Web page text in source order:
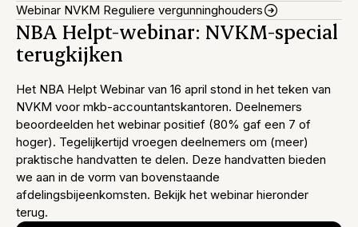
Webinar NVKM Reguliere vergunninghouders
NBA Helpt-webinar: NVKM-special
terugkijken
Het NBA Helpt Webinar van 16 april stond in het teken van
NVKM voor mkb-accountantskantoren. Deelnemers
beoordeelden het webinar positief (80% gaf een 7 of
hoger). Tegelijkertijd vroegen deelnemers om (meer)
praktische handvatten te delen. Deze handvatten bieden
we aan in de vorm van bovenstaande
afdelingsbijeenkomsten. Bekijk het webinar hieronder
terug.